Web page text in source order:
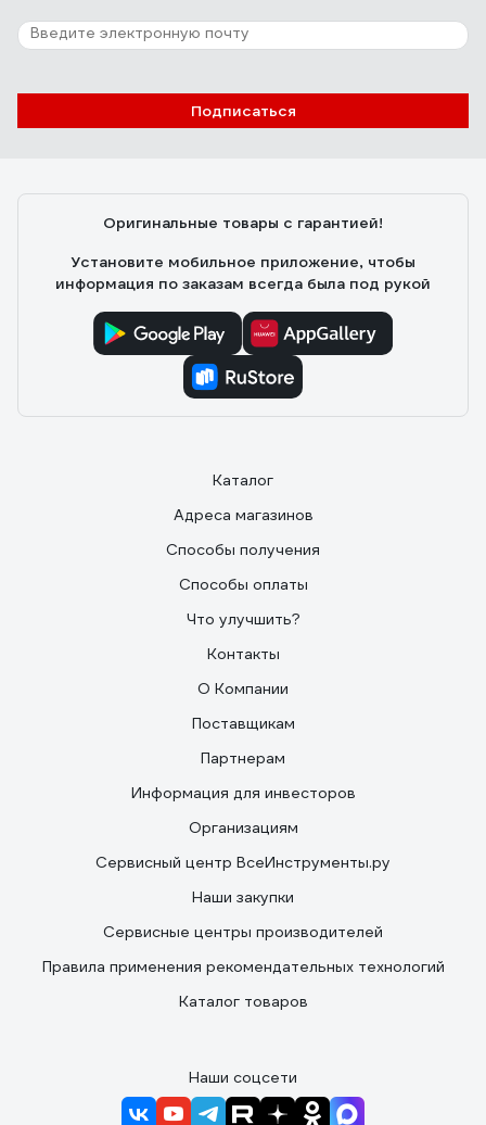
Подписаться
Оригинальные товары с гарантией!
Установите мобильное приложение, чтобы
информация по заказам всегда была под рукой
Каталог
Адреса магазинов
Способы получения
Способы оплаты
Что улучшить?
Контакты
О Компании
Поставщикам
Партнерам
Информация для инвесторов
Организациям
Сервисный центр ВсеИнструменты.ру
Наши закупки
Сервисные центры производителей
Правила применения рекомендательных технологий
Каталог товаров
Наши соцсети